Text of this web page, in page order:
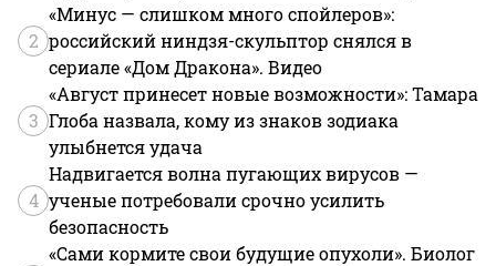
2
«Минус — слишком много спойлеров»:
российский ниндзя-скульптор снялся в
сериале «Дом Дракона». Видео
3
«Август принесет новые возможности»: Тамара
Глоба назвала, кому из знаков зодиака
улыбнется удача
4
Надвигается волна пугающих вирусов —
ученые потребовали срочно усилить
безопасность
«Сами кормите свои будущие опухоли». Биолог